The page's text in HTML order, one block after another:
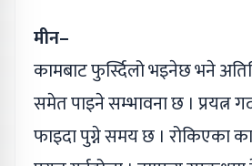
मीन–
कामबाट फुर्स्दिलो भइनेछ भने
समेत पाइने सम्भावना छ । प्रयत्न
फाइदा पुग्ने समय छ । रोकिएका